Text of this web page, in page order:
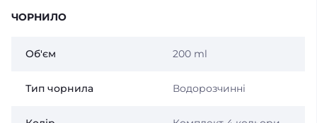
ЧОРНИЛО
Об'єм 200 ml
Тип чорнила Водорозчинні